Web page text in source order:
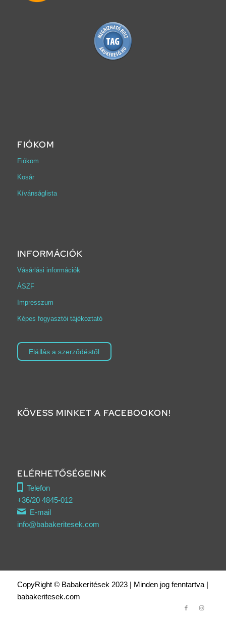
FIÓKOM
Fiókom
Kosár
Kívánságlista
INFORMÁCIÓK
Vásárlási információk
ÁSZF
Impresszum
Képes fogyasztói tájékoztató
Elállás a szerződéstől
KÖVESS MINKET A FACEBOOKON!
ELÉRHETŐSÉGEINK
Telefon
+36/20 4845-012
E-mail
info@babakeritesek.com
CopyRight © Babakerítések 2023 | Minden jog fenntartva |
babakeritesek.com